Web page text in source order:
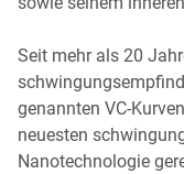
Seit mehr als 20
genannten VC-
neuesten
Nanotechnologie